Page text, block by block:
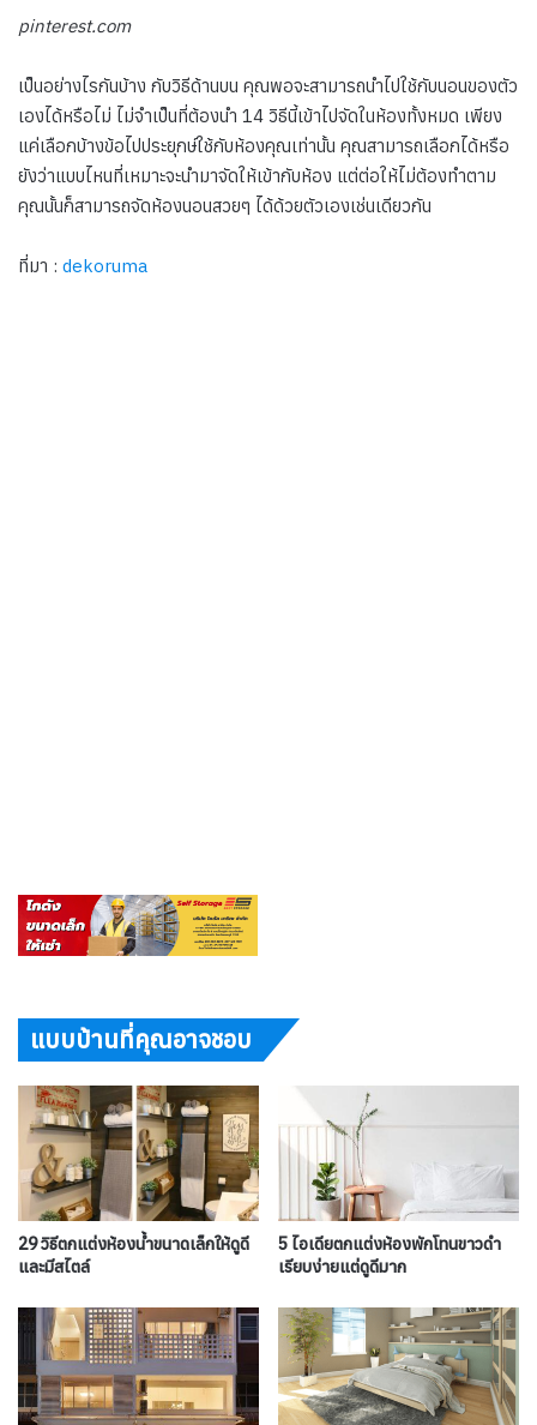
pinterest.com
เป็นอย่างไรกันบ้าง กับวิธีด้านบน คุณพอจะสามารถนำไปใช้กับนอนของตัว
เองได้หรือไม่ ไม่จำเป็นที่ต้องนำ 14 วิธีนี้เข้าไปจัดในห้องทั้งหมด เพียง
แค่เลือกบ้างข้อไปประยุกษ์ใช้กับห้องคุณเท่านั้น คุณสามารถเลือกได้หรือ
ยังว่าแบบไหนที่เหมาะจะนำมาจัดให้เข้ากับห้อง แต่ต่อให้ไม่ต้องทำตาม
คุณนั้นก็สามารถจัดห้องนอนสวยๆ ได้ด้วยตัวเองเช่นเดียวกัน
ที่มา : dekoruma
แบบบ้านที่คุณอาจชอบ
29 วิธีตกแต่งห้องน้ำขนาดเล็กให้ดูดี
และมีสไตล์
5 ไอเดียตกแต่งห้องพักโทนขาวดำ
เรียบง่ายแต่ดูดีมาก